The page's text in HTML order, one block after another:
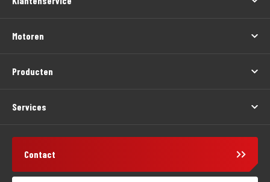
Motoren
Producten
Services
Contact